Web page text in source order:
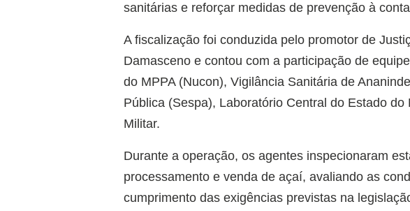
sanitárias e reforçar medidas de prevenção à
A fiscalização foi conduzida pelo promotor de
Damasceno e contou com a participação de
do MPPA (Nucon), Vigilância Sanitária de
Pública (Sespa), Laboratório Central do Estado
Militar.
Durante a operação, os agentes inspecionaram
processamento e venda de açaí, avaliando as
cumprimento das exigências previstas na